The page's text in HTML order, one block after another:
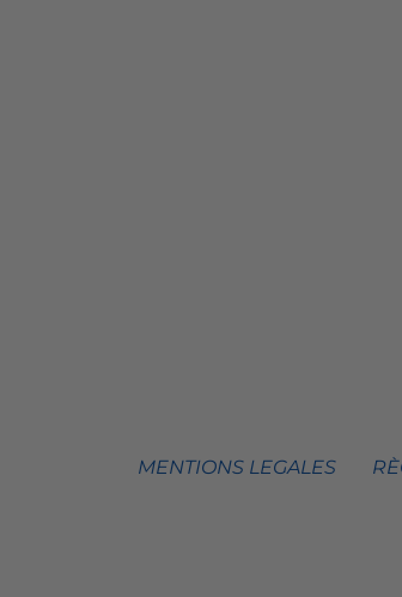
MENTIONS LEGALES